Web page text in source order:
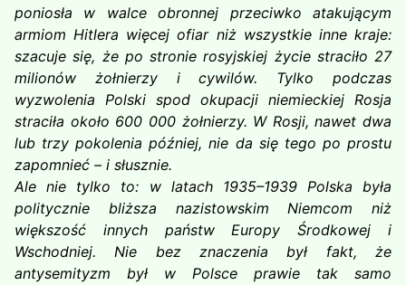
poniosła w walce obronnej przeciwko atakującym
armiom Hitlera więcej ofiar niż wszystkie inne kraje:
szacuje się, że po stronie rosyjskiej życie straciło 27
milionów żołnierzy i cywilów. Tylko podczas
wyzwolenia Polski spod okupacji niemieckiej Rosja
straciła około 600 000 żołnierzy. W Rosji, nawet dwa
lub trzy pokolenia później, nie da się tego po prostu
zapomnieć – i słusznie.
Ale nie tylko to: w latach 1935–1939 Polska była
politycznie bliższa nazistowskim Niemcom niż
większość innych państw Europy Środkowej i
Wschodniej. Nie bez znaczenia był fakt, że
antysemityzm był w Polsce prawie tak samo